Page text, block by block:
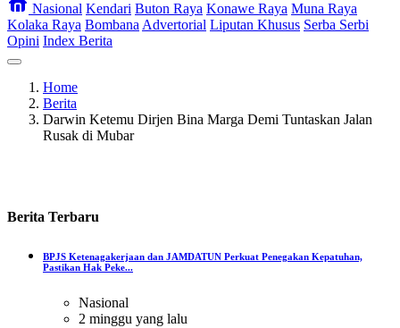
Nasional Kendari Buton Raya Konawe Raya Muna Raya
Kolaka Raya Bombana Advertorial Liputan Khusus Serba Serbi
Opini Index Berita
Home
Berita
Darwin Ketemu Dirjen Bina Marga Demi Tuntaskan Jalan
Rusak di Mubar
Berita Terbaru
BPJS Ketenagakerjaan dan JAMDATUN Perkuat Penegakan Kepatuhan,
Pastikan Hak Peke...
Nasional
2 minggu yang lalu